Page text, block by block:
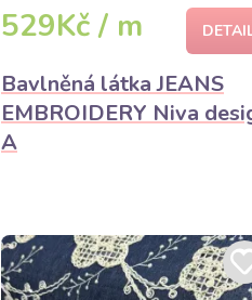
529Kč / m
Bavlněná látka JEANS
EMBROIDERY Niva
A